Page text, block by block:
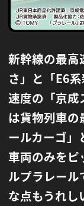
新幹線の最高
さ」と「E6
速度の「京成
は貨物列車
ールカーゴ」
車両のみをピ
ルプラレール
な点もうれし